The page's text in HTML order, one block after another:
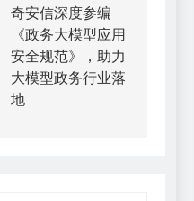
奇安信深度参编
《政务大模型应用
安全规范》，助力
大模型政务行业落
地